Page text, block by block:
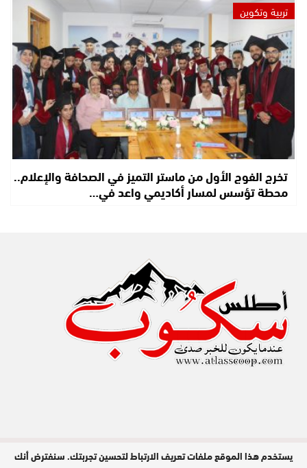
تربية وتكوين
تخرج الفوج الأول من ماستر التميز في الصحافة والإعلام..
محطة تؤسس لمسار أكاديمي واعد في…
مدير النشر : عبد الله عزي / جميع الحقوق
يستخدم هذا الموقع ملفات تعريف الارتباط لتحسين تجربتك. سنفترض أنك